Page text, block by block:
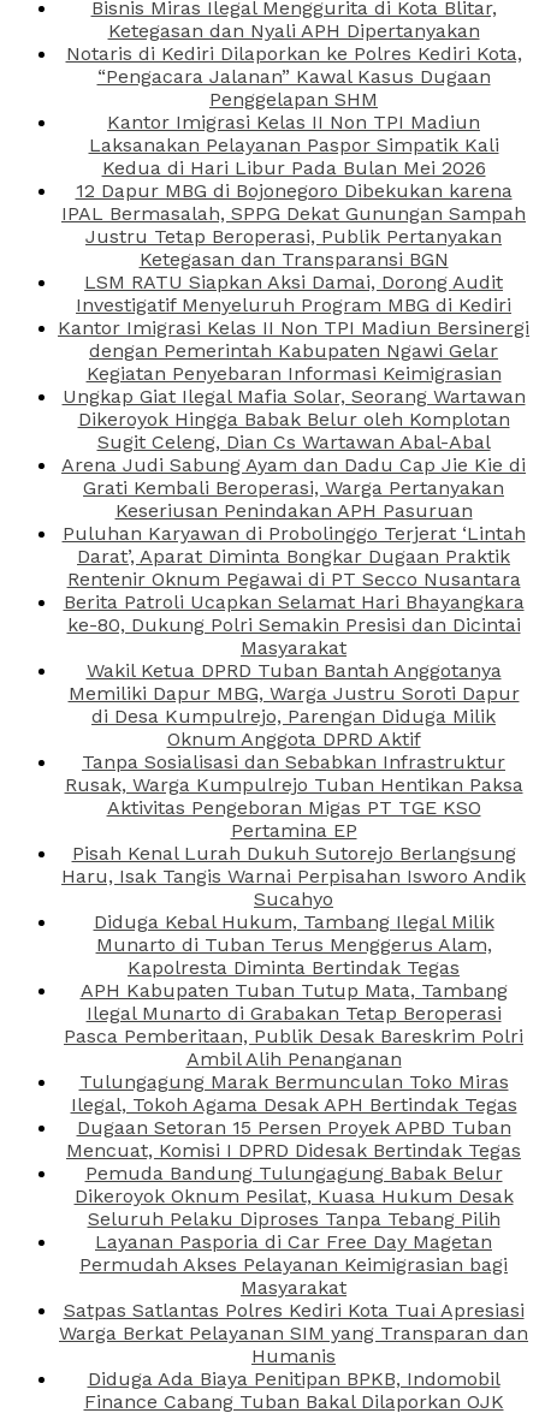
Bisnis Miras Ilegal Menggurita di Kota Blitar,
Ketegasan dan Nyali APH Dipertanyakan
Notaris di Kediri Dilaporkan ke Polres Kediri Kota,
“Pengacara Jalanan” Kawal Kasus Dugaan
Penggelapan SHM
Kantor Imigrasi Kelas II Non TPI Madiun
Laksanakan Pelayanan Paspor Simpatik Kali
Kedua di Hari Libur Pada Bulan Mei 2026
12 Dapur MBG di Bojonegoro Dibekukan karena
IPAL Bermasalah, SPPG Dekat Gunungan Sampah
Justru Tetap Beroperasi, Publik Pertanyakan
Ketegasan dan Transparansi BGN
LSM RATU Siapkan Aksi Damai, Dorong Audit
Investigatif Menyeluruh Program MBG di Kediri
Kantor Imigrasi Kelas II Non TPI Madiun Bersinergi
dengan Pemerintah Kabupaten Ngawi Gelar
Kegiatan Penyebaran Informasi Keimigrasian
Ungkap Giat Ilegal Mafia Solar, Seorang Wartawan
Dikeroyok Hingga Babak Belur oleh Komplotan
Sugit Celeng, Dian Cs Wartawan Abal-Abal
Arena Judi Sabung Ayam dan Dadu Cap Jie Kie di
Grati Kembali Beroperasi, Warga Pertanyakan
Keseriusan Penindakan APH Pasuruan
Puluhan Karyawan di Probolinggo Terjerat ‘Lintah
Darat’, Aparat Diminta Bongkar Dugaan Praktik
Rentenir Oknum Pegawai di PT Secco Nusantara
Berita Patroli Ucapkan Selamat Hari Bhayangkara
ke-80, Dukung Polri Semakin Presisi dan Dicintai
Masyarakat
Wakil Ketua DPRD Tuban Bantah Anggotanya
Memiliki Dapur MBG, Warga Justru Soroti Dapur
di Desa Kumpulrejo, Parengan Diduga Milik
Oknum Anggota DPRD Aktif
Tanpa Sosialisasi dan Sebabkan Infrastruktur
Rusak, Warga Kumpulrejo Tuban Hentikan Paksa
Aktivitas Pengeboran Migas PT TGE KSO
Pertamina EP
Pisah Kenal Lurah Dukuh Sutorejo Berlangsung
Haru, Isak Tangis Warnai Perpisahan Isworo Andik
Sucahyo
Diduga Kebal Hukum, Tambang Ilegal Milik
Munarto di Tuban Terus Menggerus Alam,
Kapolresta Diminta Bertindak Tegas
APH Kabupaten Tuban Tutup Mata, Tambang
Ilegal Munarto di Grabakan Tetap Beroperasi
Pasca Pemberitaan, Publik Desak Bareskrim Polri
Ambil Alih Penanganan
Tulungagung Marak Bermunculan Toko Miras
Ilegal, Tokoh Agama Desak APH Bertindak Tegas
Dugaan Setoran 15 Persen Proyek APBD Tuban
Mencuat, Komisi I DPRD Didesak Bertindak Tegas
Pemuda Bandung Tulungagung Babak Belur
Dikeroyok Oknum Pesilat, Kuasa Hukum Desak
Seluruh Pelaku Diproses Tanpa Tebang Pilih
Layanan Pasporia di Car Free Day Magetan
Permudah Akses Pelayanan Keimigrasian bagi
Masyarakat
Satpas Satlantas Polres Kediri Kota Tuai Apresiasi
Warga Berkat Pelayanan SIM yang Transparan dan
Humanis
Diduga Ada Biaya Penitipan BPKB, Indomobil
Finance Cabang Tuban Bakal Dilaporkan OJK